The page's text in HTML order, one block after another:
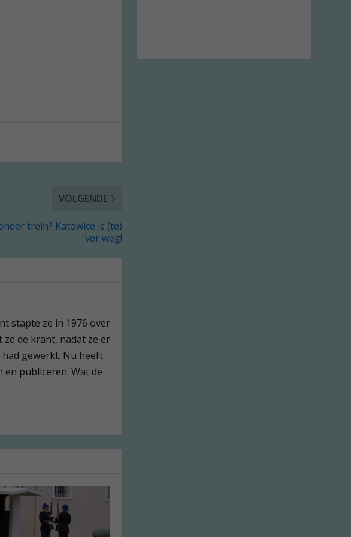
VOLGENDE
trein? Katowice is (te)
ver weg!
stapte ze in 1976 over
de krant, nadat ze er
gewerkt. Nu heeft
publiceren. Wat de